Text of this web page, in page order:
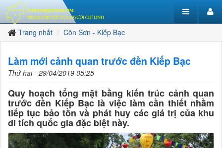
Trang nhất Côn Sơn - Kiếp Bạc
Làm mới cảnh quan trước đền Kiếp Bạc
Thứ hai - 29/04/2019 05:25
Quy hoạch tổng mặt bằng kiến trúc cảnh quan
trước đền Kiếp Bạc là việc làm cần thiết nhằm
tiếp tục bảo tồn và phát huy các giá trị của khu
di tích quốc gia đặc biệt này.